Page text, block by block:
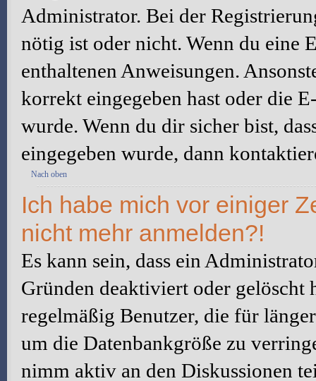
Administrator. Bei der
nötig ist oder nicht. Wenn du eine
enthaltenen Anweisungen.
korrekt eingegeben hast oder die
wurde. Wenn du dir sicher bist,
eingegeben wurde, dann
Nach oben
Ich habe mich vor einiger
nicht mehr anmelden?!
Es kann sein, dass ein
Gründen deaktiviert oder gelöscht
regelmäßig Benutzer, die für
um die Datenbankgröße zu
nimm aktiv an den Diskussionen